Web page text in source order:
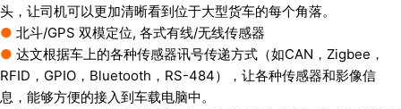
头，让司机可以更加清晰看到位于大型货车的每个角落。
● 北斗/GPS 双模定位, 各式有线/无线传感器
● 达文根据车上的各种传感器讯号传递方式（如CAN，Zigbee，
RFID，GPIO，Bluetooth，RS-484），让各种传感器和影像信
息，能够方便的接入到车载电脑中。